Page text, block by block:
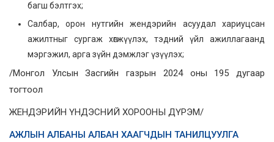
багш бэлтгэх;
Салбар, орон нутгийн жендэрийн асуудал хариуцсан
ажилтныг сургаж хөгжүүлэх, тэдний үйл ажиллагаанд
мэргэжил, арга зүйн дэмжлэг үзүүлэх;
/Монгол Улсын Засгийн газрын 2024 оны 195 дугаар
тогтоол
ЖЕНДЭРИЙН ҮНДЭСНИЙ ХОРООНЫ ДҮРЭМ/
АЖЛЫН АЛБАНЫ АЛБАН ХААГЧДЫН ТАНИЛЦУУЛГА